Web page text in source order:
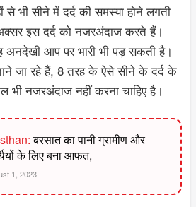
भी सीने में दर्द की समस्या होने लगती
इस दर्द को नजरअंदाज करते हैं।
आप पर भारी भी पड़ सकती है।
जा रहे हैं, 8 तरह के ऐसे सीने के दर्द के
भी नजरअंदाज नहीं करना चाहिए है।
बरसात का पानी ग्रामीण और
के लिए बना आफत,
1, 2023